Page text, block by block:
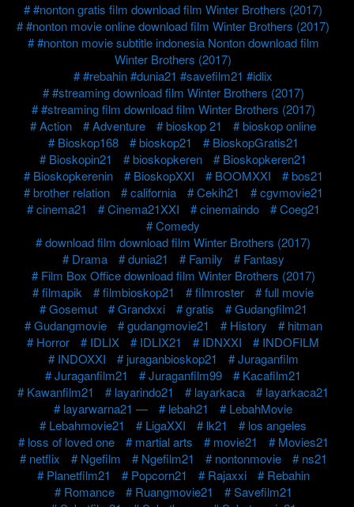
#nonton gratis film download film Winter Brothers (2017)
#nonton movie online download film Winter Brothers (2017)
#nonton movie subtitle indonesia Nonton download film
Winter Brothers (2017)
#rebahin #dunia21 #savefilm21 #idlix
#streaming download film Winter Brothers (2017)
#streaming film download film Winter Brothers (2017)
Action
Adventure bioskop 21
bioskop online
Bioskop168
bioskop21
BioskopGratis21
Bioskopin21
bioskopkeren
Bioskopkeren21
Bioskopkerenin
BioskopXXI BOOMXXI
bos21
brother relation
california Cekih21
cgvmovie21
cinema21
Cinema21XXI cinemaindo
Coeg21
Comedy
download film download film Winter Brothers (2017)
Drama
dunia21 Family
Fantasy
Film Box Office download film Winter Brothers (2017)
filmapik
filmbioskop21 filmroster
full movie
Gosemut
Grandxxi gratis
Gudangfilm21
Gudangmovie
gudangmovie21 History
hitman
Horror
IDLIX IDLIX21 IDNXXI
INDOFILM
INDOXXI
juraganbioskop21
Juraganfilm
Juraganfilm21
Juraganfilm99
Kacafilm21
Kawanfilm21
layarindo21 layarkaca
layarkaca21
layarwarna21 —
lebah21
LebahMovie
Lebahmovie21
LigaXXI lk21
los angeles
loss of loved one
martial arts movie21
Movies21
netflix
Ngefilm Ngefilm21 nontonmovie
ns21
Planetfilm21
Popcorn21 Rajaxxi
Rebahin
Romance
Ruangmovie21
Savefilm21